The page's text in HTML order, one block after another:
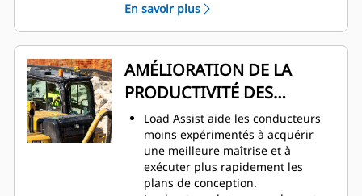
d'autochargement sont simplifiées
pour les conducteurs novices
utilisant Load Assist.
Load Assist utilise un capteur de
régime GPS et d'autres
informations de la machine pour
commander la profondeur de la
lame de coupe pendant la
séquence de chargement.
Travaillez en toute confiance, sans
conjecture, en intégrant Load
Assist, Sequence Assist et Cat
En savoir plus
AMÉLIORATION DE LA
PRODUCTIVITÉ DES
CONDUCTEURS
Load Assist aide les conducteurs
moins expérimentés à acquérir
une meilleure maîtrise et à
exécuter plus rapidement les
plans de conception.